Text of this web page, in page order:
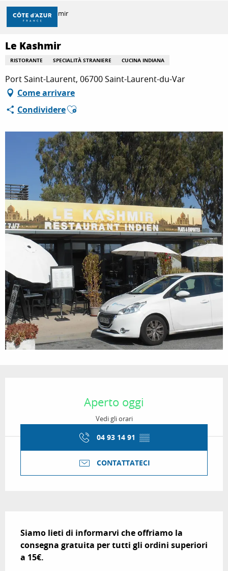
Aller
contenu
principal
SCOPRIRE
PER FARE
SOGGIORNO
Casa Le Kashmir
Le Kashmir
RISTORANTE SPECIALITÀ STRANIERE CUCINA INDIANA
Port Saint-Laurent, 06700 Saint-Laurent-du-Var
Come arrivare
CondividereAjouter aux favoris
Aperto oggi
Vedi gli orari
04 93 14 91 ▒▒
CONTATTATECI
Siamo lieti di informarvi che offriamo la
consegna gratuita per tutti gli ordini superiori
a 15€.